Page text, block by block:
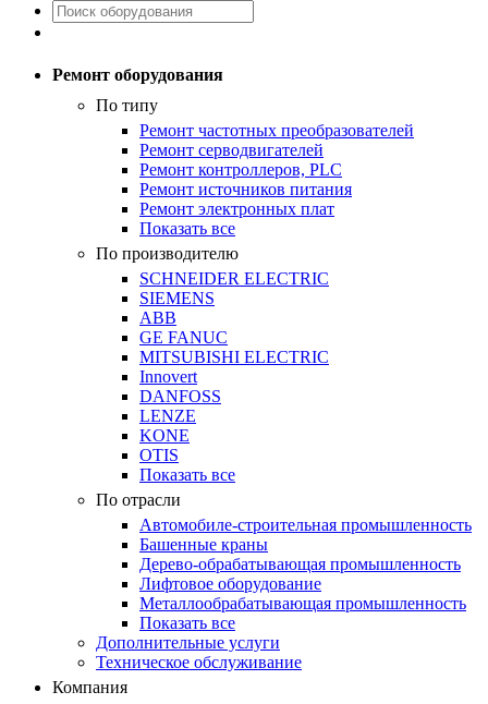
Ремонт оборудования
По типу
Ремонт частотных преобразователей
Ремонт серводвигателей
Ремонт контроллеров, PLC
Ремонт источников питания
Ремонт электронных плат
Показать все
По производителю
SCHNEIDER ELECTRIC
SIEMENS
ABB
GE FANUC
MITSUBISHI ELECTRIC
Innovert
DANFOSS
LENZE
KONE
OTIS
Показать все
По отрасли
Автомобиле-строительная промышленность
Башенные краны
Дерево-обрабатывающая промышленность
Лифтовое оборудование
Металлообрабатывающая промышленность
Показать все
Дополнительные услуги
Техническое обслуживание
Компания